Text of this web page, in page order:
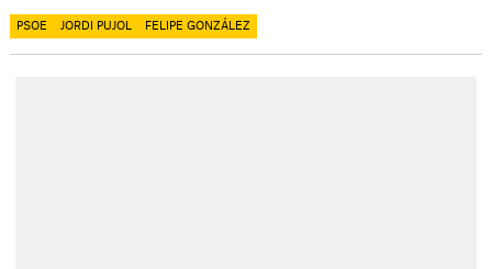
PSOE JORDI PUJOL FELIPE GONZÁLEZ